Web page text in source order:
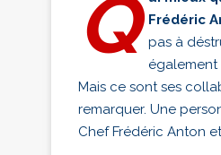
Q
Frédéric
pas à
également
Mais ce sont ses
remarquer. Une
Chef Frédéric Anton